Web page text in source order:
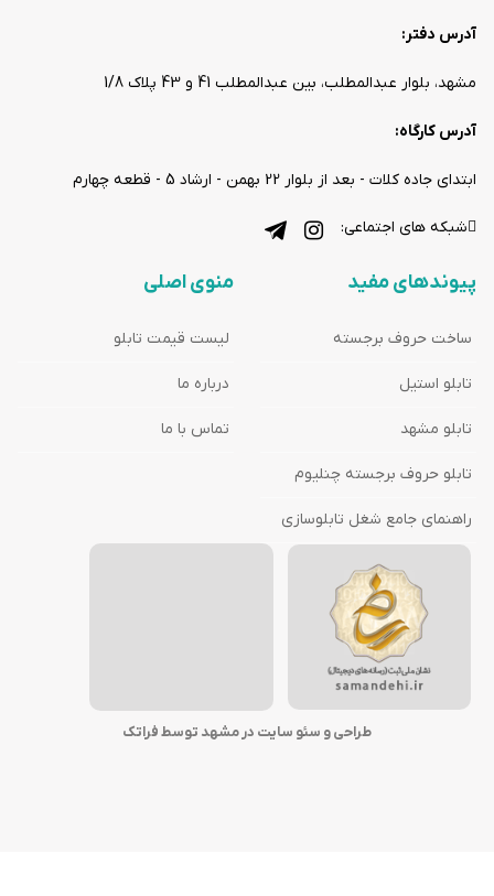
آدرس دفتر:
مشهد، بلوار عبدالمطلب، بین عبدالمطلب 41 و 43 پلاک 1/8
آدرس کارگاه:
ابتدای جاده کلات - بعد از بلوار 22 بهمن - ارشاد 5 - قطعه چهارم
شبکه های اجتماعی:
پیوندهای مفید
ساخت حروف برجسته
تابلو استیل
تابلو مشهد
تابلو حروف برجسته چنلیوم
راهنمای جامع شغل تابلوسازی
منوی اصلی
لیست قیمت تابلو
درباره ما
تماس با ما
طراحی و سئو سایت در مشهد توسط فراتک